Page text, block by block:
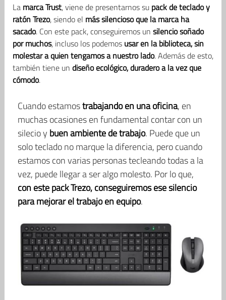
La marca Trust, viene de presentarnos su pack de teclado y
ratón Trezo, siendo el más silencioso que la marca ha
sacado. Con este pack, conseguiremos un silencio soñado
por muchos, incluso los podemos usar en la biblioteca, sin
molestar a quien tengamos a nuestro lado. Además de esto,
también tiene un diseño ecológico, duradero a la vez que
cómodo.
Cuando estamostrabajando en una oficina, en
muchas ocasiones en fundamental contar con un
silecio y buen ambiente de trabajo. Puede que un
solo teclado no marque la diferencia, pero cuando
estamos con varias personas tecleando todas a la
vez, puede llegar a ser algo molesto. Por lo que,
con este pack Trezo, conseguiremos ese silencio
para mejorar el trabajo en equipo.